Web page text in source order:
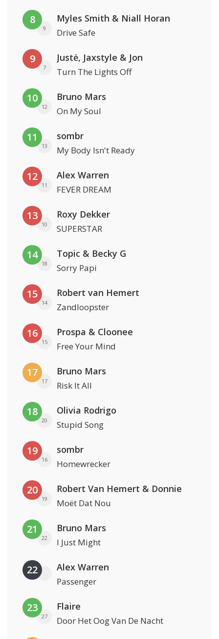
8
9
Myles Smith & Niall Horan
Drive Safe
9
7
Justė, Jaxstyle & Jon
Turn The Lights Off
10
12
Bruno Mars
On My Soul
11
13
sombr
My Body Isn't Ready
12
11
Alex Warren
FEVER DREAM
13
10
Roxy Dekker
SUPERSTAR
14
18
Topic & Becky G
Sorry Papi
15
14
Robert van Hemert
Zandloopster
16
15
Prospa & Cloonee
Free Your Mind
17
17
Bruno Mars
Risk It All
18
20
Olivia Rodrigo
Stupid Song
19
16
sombr
Homewrecker
20
19
Robert Van Hemert & Donnie
Moët Dat Nou
21
22
Bruno Mars
I Just Might
22 Alex Warren
Passenger
23
27
Flaire
Door Het Oog Van De Nacht